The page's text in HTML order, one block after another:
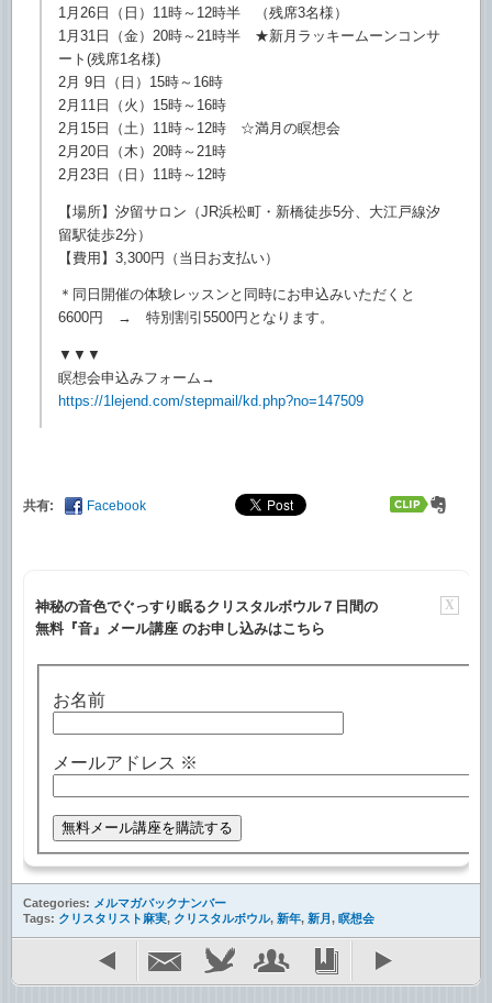
1月26日（日）11時～12時半 （残席3名様）
1月31日（金）20時～21時半 ★新月ラッキームーンコンサ
ート(残席1名様)
2月 9日（日）15時～16時
2月11日（火）15時～16時
2月15日（土）11時～12時 ☆満月の瞑想会
2月20日（木）20時～21時
2月23日（日）11時～12時
【場所】汐留サロン（JR浜松町・新橋徒歩5分、 大江戸線汐
留駅徒歩2分）
【費用】3,300円（当日お支払い）
＊同日開催の体験レッスンと同時にお申込みいただくと
6600円 → 特別割引5500円となります。
▼▼▼
瞑想会申込みフォーム→
https://1lejend.com/stepmail/kd.php?no=147509
共有: Facebook
X
神秘の音色でぐっすり眠るクリスタルボウル７日間の
無料『音』メール講座 のお申し込みはこちら
お名前
メールアドレス ※
Categories: メルマガバックナンバー
Tags: クリスタリスト麻実, クリスタルボウル, 新年, 新月 , 瞑想会